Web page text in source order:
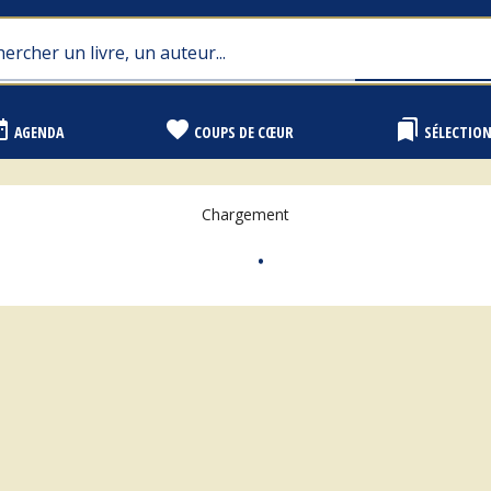
AGENDA favorite COUPS DE CŒUR bookmarks
Chargement